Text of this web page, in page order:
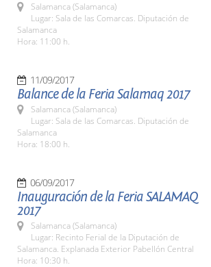
Salamanca (Salamanca)
Lugar: Sala de las Comarcas. Diputación de
Salamanca
Hora: 11:00 h.
11/09/2017
Balance de la Feria Salamaq 2017
Salamanca (Salamanca)
Lugar: Sala de las Comarcas. Diputación de
Salamanca
Hora: 18:00 h.
06/09/2017
Inauguración de la Feria SALAMAQ
2017
Salamanca (Salamanca)
Lugar: Recinto Ferial de la Diputación de
Salamanca. Explanada Exterior Pabellón Central
Hora: 10:30 h.